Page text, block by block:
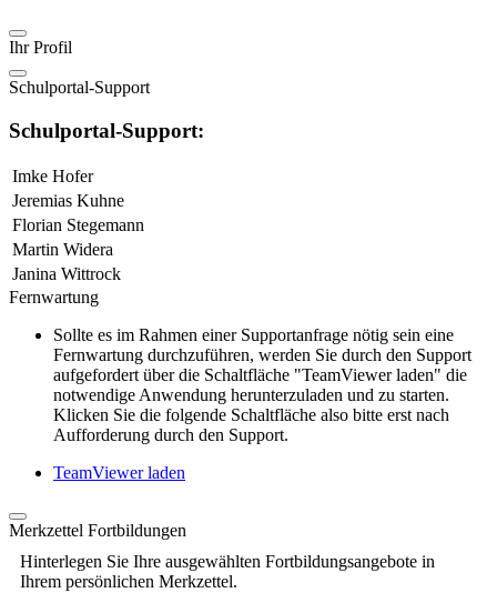
Ihr Profil
Schulportal-Support
Schulportal-Support:
Imke Hofer
Jeremias Kuhne
Florian Stegemann
Martin Widera
Janina Wittrock
Fernwartung
Sollte es im Rahmen einer Supportanfrage nötig sein eine
Fernwartung durchzuführen, werden Sie durch den Support
aufgefordert über die Schaltfläche "TeamViewer laden" die
notwendige Anwendung herunterzuladen und zu starten.
Klicken Sie die folgende Schaltfläche also bitte erst nach
Aufforderung durch den Support.
TeamViewer laden
Merkzettel Fortbildungen
Hinterlegen Sie Ihre ausgewählten Fortbildungsangebote in
Ihrem persönlichen Merkzettel.